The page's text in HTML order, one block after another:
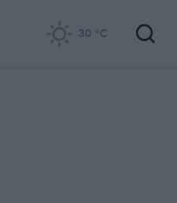
30 °C